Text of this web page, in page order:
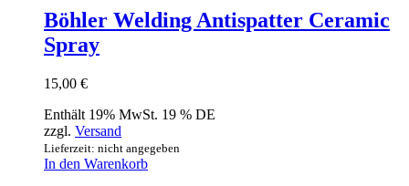
Böhler Welding Antispatter Ceramic
Spray
15,00 €
Enthält 19% MwSt. 19 % DE
zzgl. Versand
Lieferzeit: nicht angegeben
In den Warenkorb